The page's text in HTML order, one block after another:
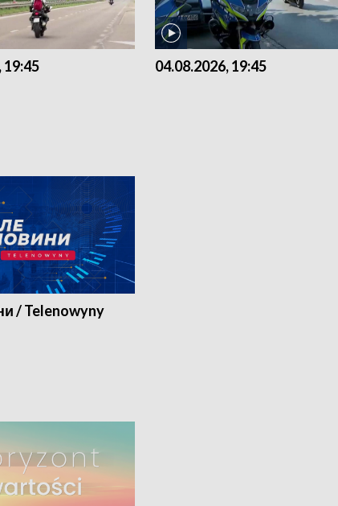
19:45 04.08.2026, 19:45
/ Telenowyny